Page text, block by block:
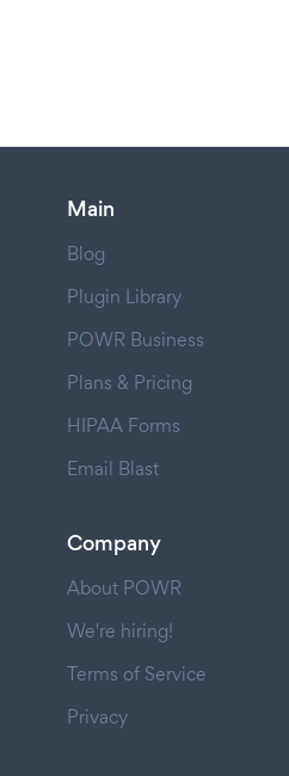
Main
Blog
Plugin Library
POWR Business
Plans & Pricing
HIPAA Forms
Email Blast
Company
About POWR
We're hiring!
Terms of Service
Privacy